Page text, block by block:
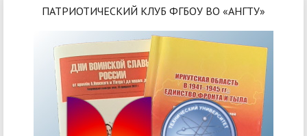
ПАТРИОТИЧЕСКИЙ КЛУБ ФГБОУ ВО «АНГТУ»